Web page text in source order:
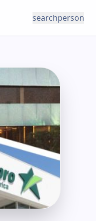
searchperson